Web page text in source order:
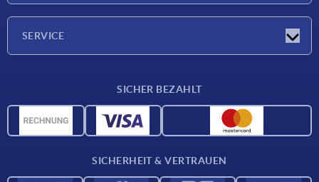
SERVICE
CAD-Daten
SICHER BEZAHLT
SICHERHEIT & VERTRAUEN